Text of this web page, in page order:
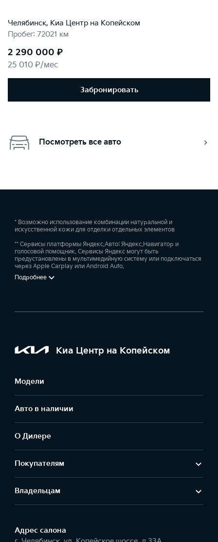
Челябинск, Киа Центр на Копейском
Пробег: 72021 км
2 290 000 ₽
25 010 ₽/мес
Забронировать
Посмотреть все авто
* Возможно использование комбинации натуральной и
искусственной кожи для отделки отдельных элементов
** Сервисы платформы Яндекс.Авто: Яндекс.Навигатор и
голосовой помощник. Сервисы Яндекс могут быть
предустановлены в мультимедийную систему или подключаться
через Apple Carplay или Android Auto.
Подробнее
Киа Центр на Копейском
Модели
Авто в наличии
О Дилере
Покупателям
Владельцам
Адрес салонa